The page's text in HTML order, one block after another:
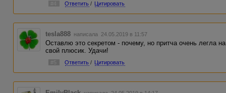
Ответить / Цитировать
tesla888 написала 24.05.2019 в 11:57
Оставлю это секретом - почему, но притча очень легла
свой плюсик. Удачи!
#5 Ответить / Цитировать